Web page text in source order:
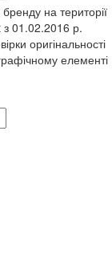
на території
з 01.02.2016 р.
оригінальності
елементі